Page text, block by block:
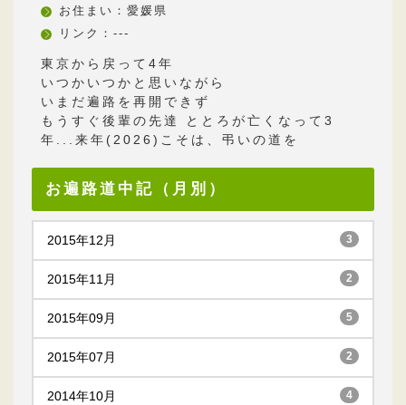
お住まい：愛媛県
リンク：---
東京から戻って4年
いつかいつかと思いながら
いまだ遍路を再開できず
もうすぐ後輩の先達 ととろが亡くなって3
年...来年(2026)こそは、弔いの道を
お遍路道中記（月別）
2015年12月 3
2015年11月 2
2015年09月 5
2015年07月 2
2014年10月 4